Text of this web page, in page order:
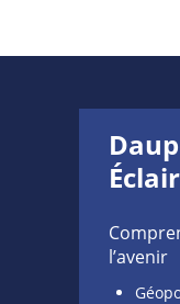
l’avenir